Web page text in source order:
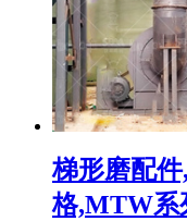
梯形磨配
格,MTW系